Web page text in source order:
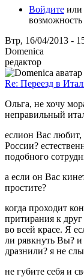
Войдите или
Втр, 16/04/2013 -
Domenica
редактор
Re: Переезд в
Ольга, не хочу
неправильный
еслион Вас
России?
подобного
а если он Вас
простите?
когда проходит
притирания к
во всей красе. Я
ли рявкнуть Вы?
дразнили? я не
не губите себя и